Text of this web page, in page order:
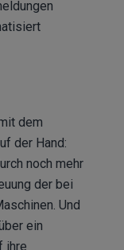
dem
der Hand:
noch mehr
der bei
Und
ein
ihre